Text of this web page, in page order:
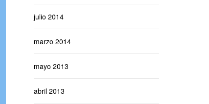
julio 2014
marzo 2014
mayo 2013
abril 2013